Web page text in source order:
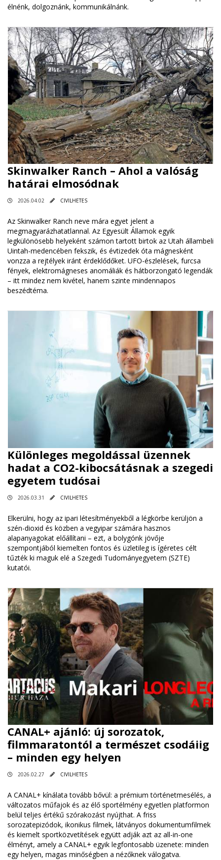
élnénk, dolgoznánk, kommunikálnánk.
Skinwalker Ranch – Ahol a valóság
határai elmosódnak
2026.04.02 CIVILHETES
Az Skinwalker Ranch neve mára egyet jelent a
megmagyarázhatatlannal. Az Egyesült Államok egyik
legkülönösebb helyeként számon tartott birtok az Utah állambeli
Uintah-medencében fekszik, és évtizedek óta mágnesként
vonzza a rejtélyek iránt érdeklődőket. UFO-észlelések, furcsa
fények, elektromágneses anomáliák és hátborzongató legendák
– itt mindez nem kivétel, hanem szinte mindennapos
beszédtéma.
Különleges megoldással üzennek
hadat a CO2-kibocsátásnak a szegedi
egyetem tudósai
2026.03.31 CIVILHETES
Elkerülni, hogy az ipari létesítményekből a légkörbe kerüljön a
szén-dioxid és közben a vegyipar számára hasznos
alapanyagokat előállítani – ezt, a bolygónk jövője
szempontjából kiemelten fontos és üzletileg is ígéretes célt
tűzték ki maguk elé a Szegedi Tudományegyetem (SZTE)
kutatói.
CANAL+ ajánló: új sorozatok,
filmmaratontól a természet csodáiig
– minden egy helyen
2026.02.27 CIVILHETES
A CANAL+ kínálata tovább bővül: a prémium történetmesélés, a
változatos műfajok és az élő sportélmény egyetlen platformon
belül teljes értékű szórakozást nyújthat. A friss
sorozatepizódok, ikonikus filmek, látványos dokumentumfilmek
és kiemelt sportközvetítések együtt adják azt az all-in-one
élményt, amely a CANAL+ egyik legfontosabb üzenete: minden
egy helyen, magas minőségben a nézőknek válogatva.